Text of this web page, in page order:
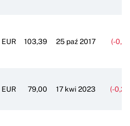
EUR 103,39 25 paź 2017 (-
EUR 79,00 17 kwi 2023 (-